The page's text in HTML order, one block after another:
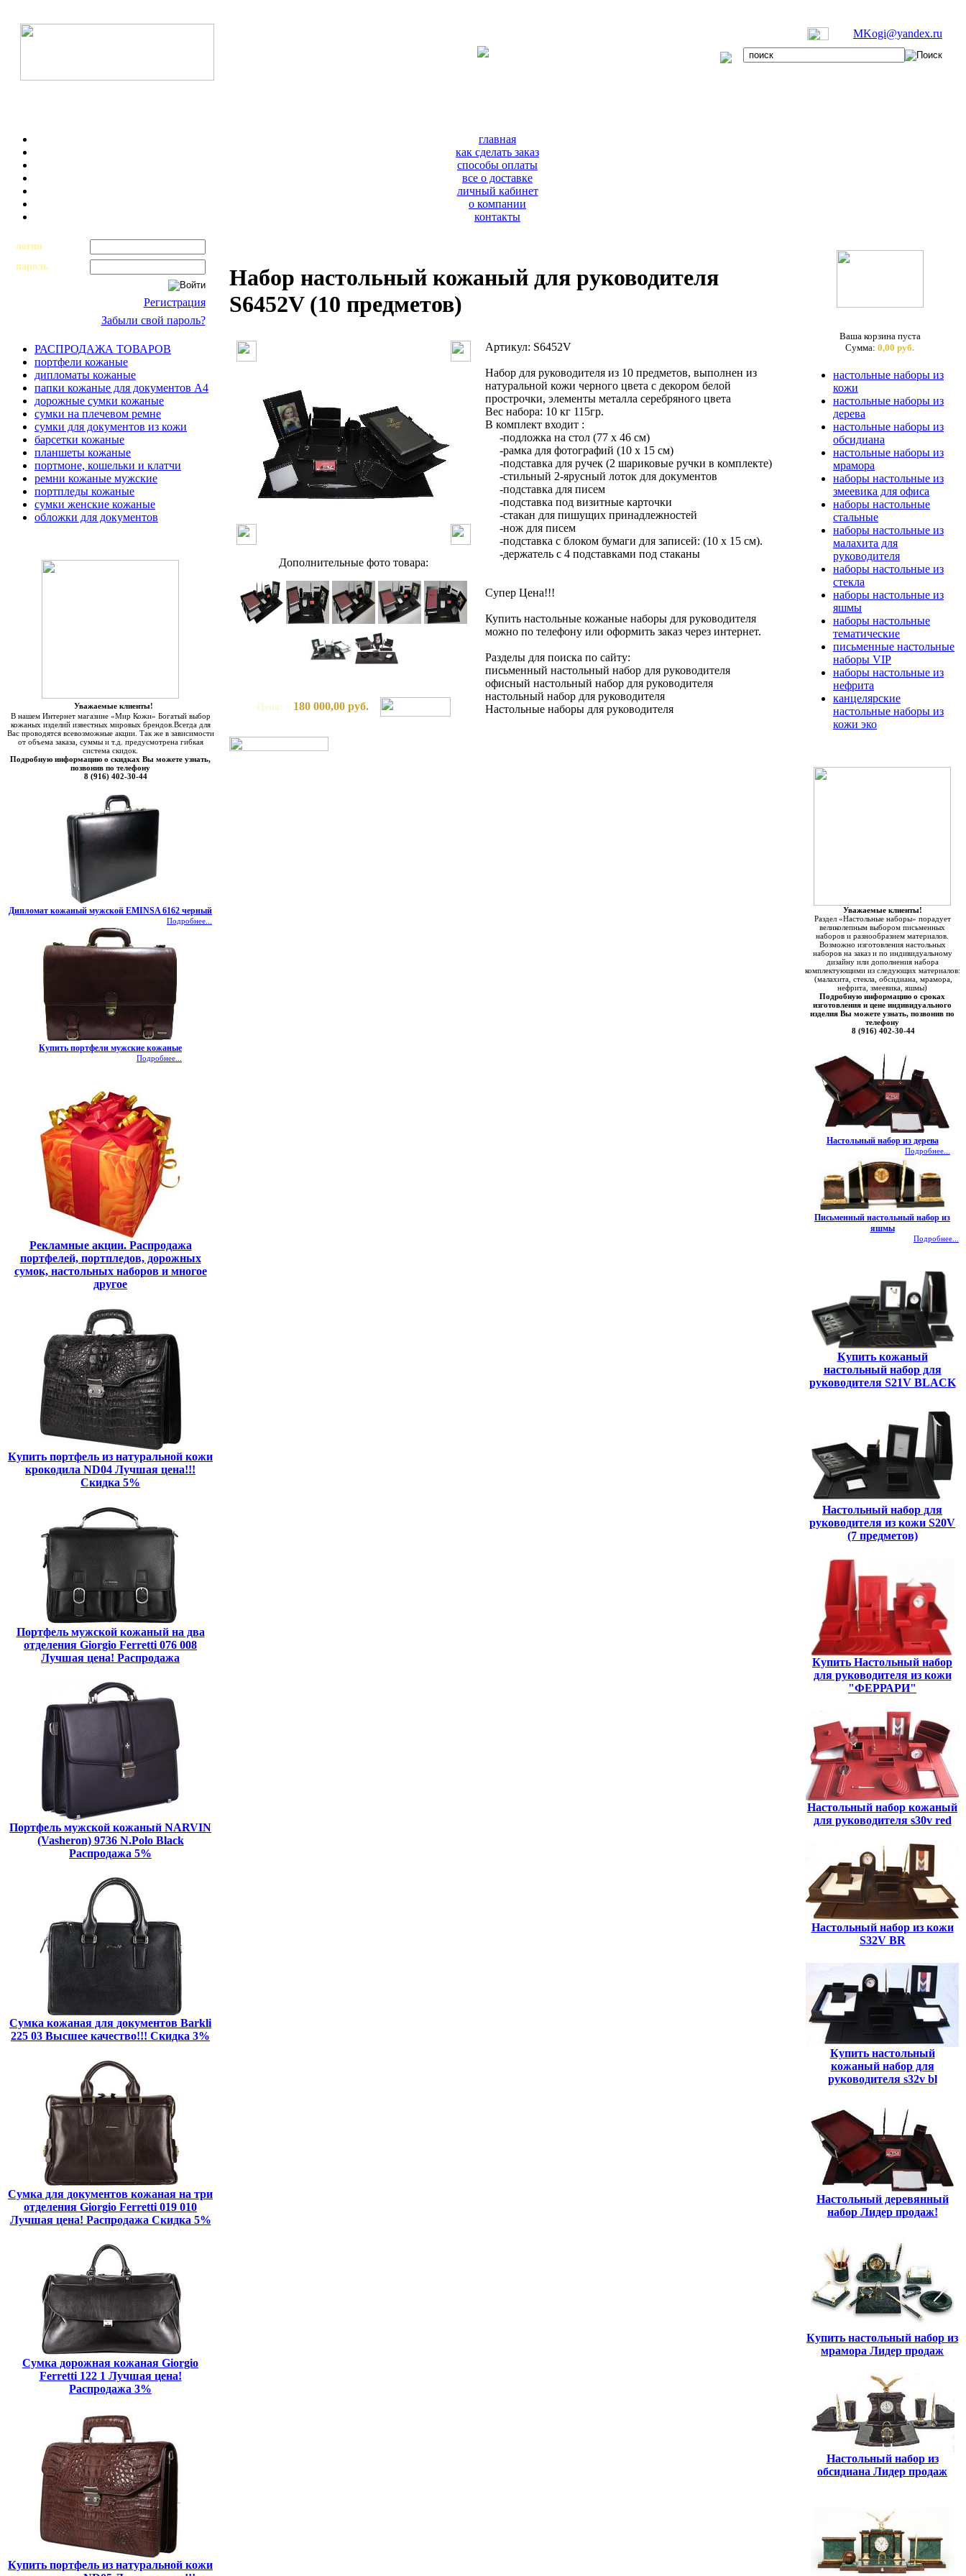
MKogi@yandex.ru
главная
как сделать заказ
способы оплаты
все о доставке
личный кабинет
о компании
контакты
логин
пароль
Регистрация
Забыли свой пароль?
РАСПРОДАЖА ТОВАРОВ
портфели кожаные
дипломаты кожаные
папки кожаные для документов А4
дорожные сумки кожаные
сумки на плечевом ремне
сумки для документов из кожи
барсетки кожаные
планшеты кожаные
портмоне, кошельки и клатчи
ремни кожаные мужские
портпледы кожаные
сумки женские кожаные
обложки для документов
Уважаемые клиенты!
В нашем Интернет магазине «Мир Кожи» Богатый выбор
кожаных изделий известных мировых брендов.Всегда для
Вас проводятся всевозможные акции. Так же в зависимости
от объема заказа, суммы и т.д. предусмотрена гибкая
система скидок.
Подробную информацию о скидках Вы можете узнать,
позвонив по телефону
8 (916) 402-30-44
Дипломат кожаный мужской EMINSA 6162 черный
Подробнее...
Купить портфели мужские кожаные
Подробнее...
Рекламные акции. Распродажа
портфелей, портпледов, дорожных
сумок, настольных наборов и многое
другое
Купить портфель из натуральной кожи
крокодила ND04 Лучшая цена!!!
Скидка 5%
Портфель мужской кожаный на два
отделения Giorgio Ferretti 076 008
Лучшая цена! Распродажа
Портфель мужской кожаный NARVIN
(Vasheron) 9736 N.Polo Black
Распродажа 5%
Сумка кожаная для документов Barkli
225 03 Высшее качество!!! Скидка 3%
Сумка для документов кожаная на три
отделения Giorgio Ferretti 019 010
Лучшая цена! Распродажа Скидка 5%
Сумка дорожная кожаная Giorgio
Ferretti 122 1 Лучшая цена!
Распродажа 3%
Купить портфель из натуральной кожи
Набор настольный кожаный для руководителя
S6452V (10 предметов)
Дополнительные фото товара:
Цена: 180 000,00 руб.
Артикул: S6452V
Набор для руководителя из 10 предметов, выполнен из
натуральной кожи черного цвета с декором белой
прострочки, элементы металла серебряного цвета
Вес набора: 10 кг 115гр.
В комплект входит :
-подложка на стол (77 х 46 см)
-рамка для фотографий (10 х 15 см)
-подставка для ручек (2 шариковые ручки в комплекте)
-стильный 2-ярусный лоток для документов
-подставка для писем
-подставка под визитные карточки
-стакан для пишущих принадлежностей
-нож для писем
-подставка с блоком бумаги для записей: (10 х 15 см).
-держатель с 4 подставками под стаканы
Супер Цена!!!
Купить настольные кожаные наборы для руководителя
можно по телефону или оформить заказ через интернет.
Разделы для поиска по сайту:
письменный настольный набор для руководителя
офисный настольный набор для руководителя
настольный набор для руководителя
Настольные наборы для руководителя
Ваша корзина пуста
Сумма: 0,00 руб.
настольные наборы из
кожи
настольные наборы из
дерева
настольные наборы из
обсидиана
настольные наборы из
мрамора
наборы настольные из
змеевика для офиса
наборы настольные
стальные
наборы настольные из
малахита для
руководителя
наборы настольные из
стекла
наборы настольные из
яшмы
наборы настольные
тематические
письменные настольные
наборы VIP
наборы настольные из
нефрита
канцелярские
настольные наборы из
кожи эко
Уважаемые клиенты!
Раздел «Настольные наборы» порадует
великолепным выбором письменных
наборов и разнообразием материалов.
Возможно изготовления настольных
наборов на заказ и по индивидуальному
дизайну или дополнения набора
комплектующими из следующих материалов:
(малахита, стекла, обсидиана, мрамора,
нефрита, змеевика, яшмы)
Подробную информацию о сроках
изготовления и цене индивидуального
изделия Вы можете узнать, позвонив по
телефону
8 (916) 402-30-44
Настольный набор из дерева
Подробнее...
Письменный настольный набор из
яшмы
Подробнее...
Купить кожаный
настольный набор для
руководителя S21V BLACK
Настольный набор для
руководителя из кожи S20V
(7 предметов)
Купить Настольный набор
для руководителя из кожи
"ФЕРРАРИ"
Настольный набор кожаный
для руководителя s30v red
Настольный набор из кожи
S32V BR
Купить настольный
кожаный набор для
руководителя s32v bl
Настольный деревянный
набор Лидер продаж!
Купить настольный набор из
мрамора Лидер продаж
Настольный набор из
обсидиана Лидер продаж